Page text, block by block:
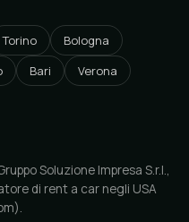
Torino
Bologna
Bari
Verona
Soluzione Impresa S.r.l.,
di rent a car negli USA